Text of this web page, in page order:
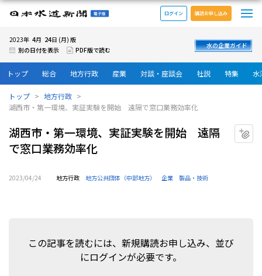
日本水道新聞 電子版
ログイン 購読お申し込み
2023年 4月 24日 (月) 版
別の日付を表示
PDF版で読む
水の企業ガイド
トップ 総合 地方行政 産業 対談・座談会 社説 特集 水
トップ
地方行政
湖西市・第一環境、実証実験を開始 遠隔で窓口業務効率化
湖西市・第一環境、実証実験を開始 遠隔
で窓口業務効率化
2023/04/24 地方行政 地方公共団体（中部地方） 企業 製品・技術
この記事を読むには、新規購読お申し込み、並び
にログインが必要です。